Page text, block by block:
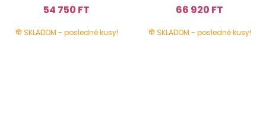
54 750 FT
SKLADOM - posledné kusy!
66 920 FT
SKLADOM - posledné kusy!